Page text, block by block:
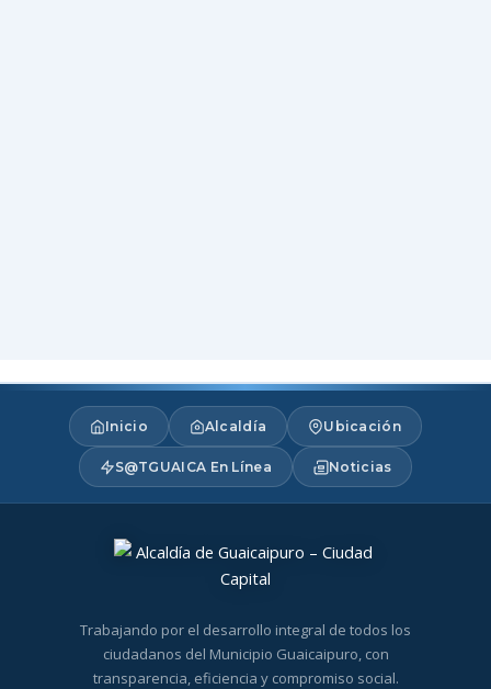
Inicio Alcaldía Ubicación
S@TGUAICA En Línea Noticias
Trabajando por el desarrollo integral de todos los
ciudadanos del Municipio Guaicaipuro, con
transparencia, eficiencia y compromiso social.